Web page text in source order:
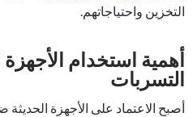
التخزين واحتياجاتهم.
أهمية استخدام
التسربات
أصبح الاعتماد على الأجهزة